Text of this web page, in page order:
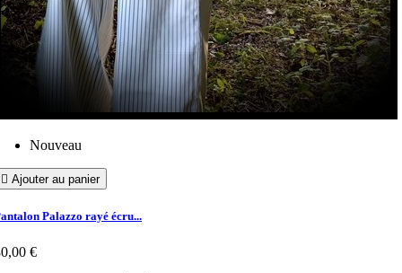
Nouveau
 Ajouter au panier
Palazzo rayé écru...
€